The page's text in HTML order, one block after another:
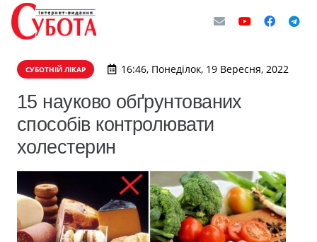
СУБОТНІЙ ЛІКАР 16:46, Понеділок, 19 Вересня, 2022
15 науково обґрунтованих
способів контролювати
холестерин